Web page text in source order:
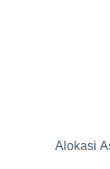
Alokasi